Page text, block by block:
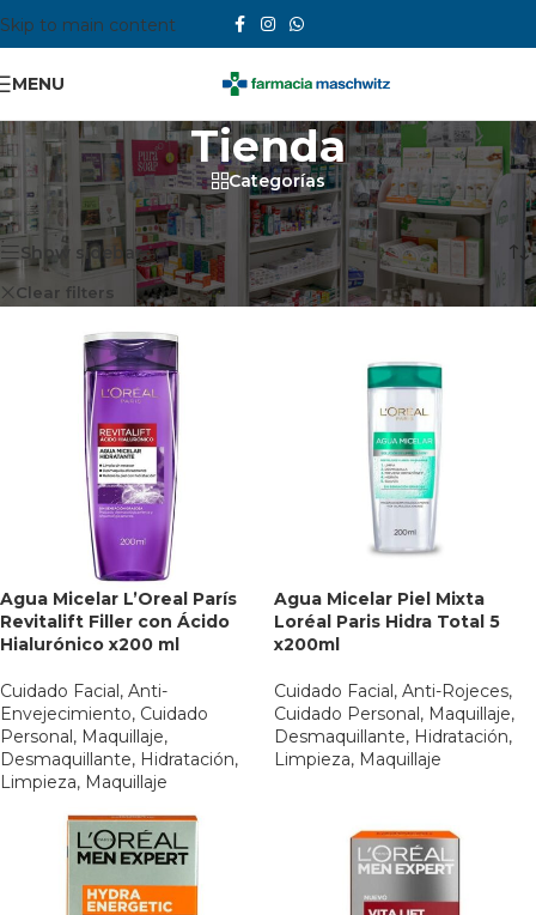
Skip to main content
MENU
Tienda
Categorías
Inicio / Tienda Mostrando 1–12 de 15 resultados
Show sidebar
Clear filters L'Oreal
Agua Micelar L’Oreal París
Revitalift Filler con Ácido
Hialurónico x200 ml
Cuidado Facial, Anti-
Envejecimiento, Cuidado
Personal, Maquillaje,
Desmaquillante, Hidratación,
Limpieza, Maquillaje
Agua Micelar Piel Mixta
Loréal Paris Hidra Total 5
x200ml
Cuidado Facial, Anti-Rojeces,
Cuidado Personal, Maquillaje,
Desmaquillante, Hidratación,
Limpieza, Maquillaje